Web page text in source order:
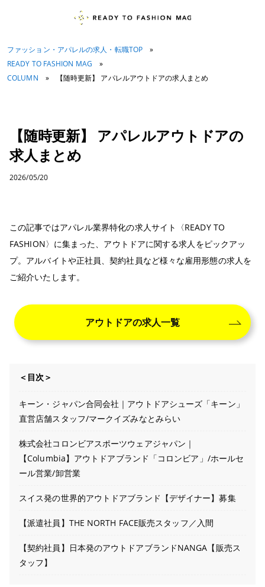
ファッション・アパレルの求人・転職TOP
»
READY TO FASHION MAG
»
COLUMN
» 【随時更新】 アパレルアウトドアの求人まとめ
【随時更新】 アパレルアウトドアの
求人まとめ
2026/05/20
この記事ではアパレル業界特化の求人サイト〈READY TO
FASHION〉に集まった、アウトドアに関する求人をピックアッ
プ。アルバイトや正社員、契約社員など様々な雇用形態の求人を
ご紹介いたします。
アウトドアの求人一覧
＜目次＞
キーン・ジャパン合同会社｜アウトドアシューズ「キーン」
直営店舗スタッフ/マークイズみなとみらい
株式会社コロンビアスポーツウェアジャパン｜
【Columbia】アウトドアブランド「コロンビア」/ホールセ
ール営業/卸営業
スイス発の世界的アウトドアブランド【デザイナー】募集
【派遣社員】THE NORTH FACE販売スタッフ／入間
【契約社員】日本発のアウトドアブランドNANGA【販売ス
タッフ】